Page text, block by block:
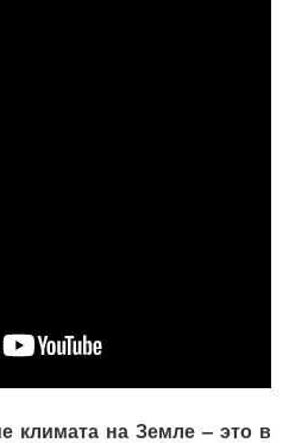
климата на Земле ‒ это в